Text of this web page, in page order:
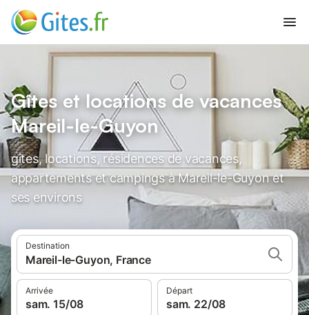
Gîtes et locations de vacances
Mareil-le-Guyon
gîtes, locations, résidences de vacances,
appartements et campings à Mareil-le-Guyon et
ses environs
Destination
Mareil-le-Guyon, France
Arrivée
sam. 15/08
Départ
sam. 22/08